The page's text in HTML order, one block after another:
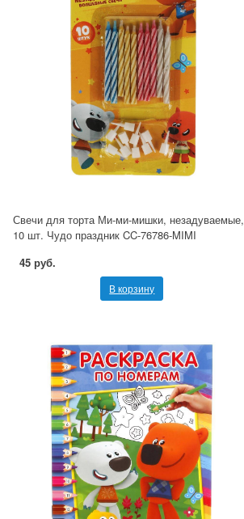
Свечи для торта Ми-ми-мишки, незадуваемые,
10 шт. Чудо праздник CC-76786-MIMI
45 руб.
В корзину